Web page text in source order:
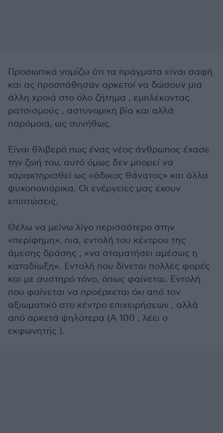
Προσωπικά νομίζω ότι τα πράγματα είναι σαφή
και ας προσπάθησαν αρκετοί να δώσουν μια
άλλη χροιά στο όλο ζήτημα , εμπλέκοντας
ρατσισμούς , αστυνομική βία και αλλά
παρόμοια, ως συνήθως.
Είναι θλιβερό πως ένας νέος άνθρωπος έχασε
την ζωή του, αυτό όμως δεν μπορεί να
χαρακτηρισθεί ως «άδικος θάνατος» και άλλα
ψυχοπονιάρικα. Οι ενέργειες μας έχουν
επιπτώσεις.
Θέλω να μείνω λίγο περισσότερο στην
«περίφημη», πια, εντολή του κέντρου της
άμεσης δράσης , «να σταματήσει αμέσως η
καταδίωξη». Εντολή που δίνεται πολλές φορές
και με αυστηρό τόνο, όπως φαίνεται. Εντολή
που φαίνεται να προέρχεται όχι από τον
αξιωματικό στο κέντρο επιχειρήσεων , αλλά
από αρκετά ψηλότερα (Α 100 , λέει ο
εκφωνητής ).